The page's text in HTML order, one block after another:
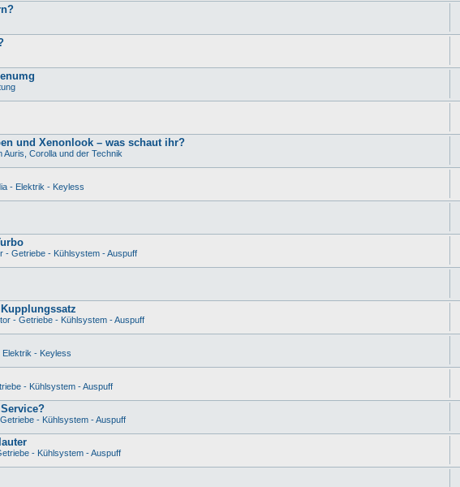
und Xenonlook – was schaut ihr?
Auris, Corolla und der Technik
- Elektrik - Keyless
- Getriebe - Kühlsystem - Auspuff
- Getriebe - Kühlsystem - Auspuff
Elektrik - Keyless
- Kühlsystem - Auspuff
- Kühlsystem - Auspuff
- Kühlsystem - Auspuff